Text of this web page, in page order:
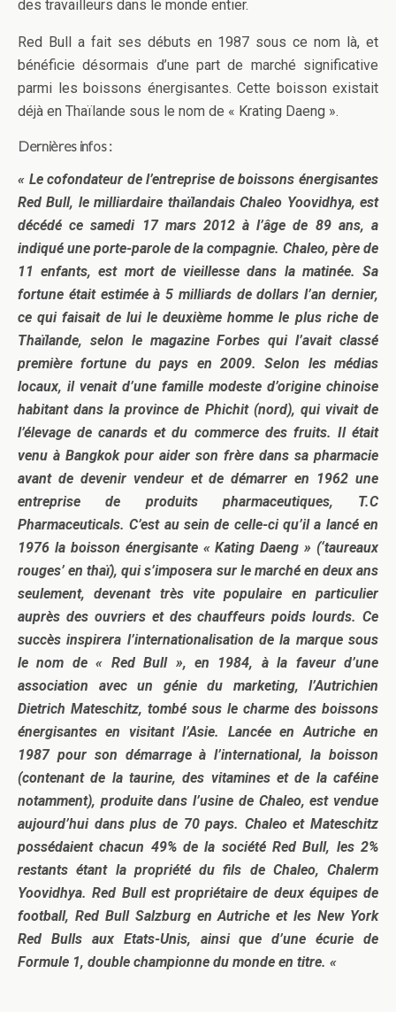
des travailleurs dans le monde entier.
Red Bull a fait ses débuts en 1987 sous ce nom là, et
bénéficie désormais d’une part de marché significative
parmi les boissons énergisantes. Cette boisson existait
déjà en Thaïlande sous le nom de « Krating Daeng ».
Dernières infos :
« Le cofondateur de l’entreprise de boissons énergisantes
Red Bull, le milliardaire thaïlandais Chaleo Yoovidhya, est
décédé ce samedi 17 mars 2012 à l’âge de 89 ans, a
indiqué une porte-parole de la compagnie. Chaleo, père de
11 enfants, est mort de vieillesse dans la matinée. Sa
fortune était estimée à 5 milliards de dollars l’an dernier,
ce qui faisait de lui le deuxième homme le plus riche de
Thaïlande, selon le magazine Forbes qui l’avait classé
première fortune du pays en 2009. Selon les médias
locaux, il venait d’une famille modeste d’origine chinoise
habitant dans la province de Phichit (nord), qui vivait de
l’élevage de canards et du commerce des fruits. Il était
venu à Bangkok pour aider son frère dans sa pharmacie
avant de devenir vendeur et de démarrer en 1962 une
entreprise de produits pharmaceutiques, T.C
Pharmaceuticals. C’est au sein de celle-ci qu’il a lancé en
1976 la boisson énergisante « Kating Daeng » (‘taureaux
rouges’ en thaï), qui s’imposera sur le marché en deux ans
seulement, devenant très vite populaire en particulier
auprès des ouvriers et des chauffeurs poids lourds. Ce
succès inspirera l’internationalisation de la marque sous
le nom de « Red Bull », en 1984, à la faveur d’une
association avec un génie du marketing, l’Autrichien
Dietrich Mateschitz, tombé sous le charme des boissons
énergisantes en visitant l’Asie. Lancée en Autriche en
1987 pour son démarrage à l’international, la boisson
(contenant de la taurine, des vitamines et de la caféine
notamment), produite dans l’usine de Chaleo, est vendue
aujourd’hui dans plus de 70 pays. Chaleo et Mateschitz
possédaient chacun 49% de la société Red Bull, les 2%
restants étant la propriété du fils de Chaleo, Chalerm
Yoovidhya. Red Bull est propriétaire de deux équipes de
football, Red Bull Salzburg en Autriche et les New York
Red Bulls aux Etats-Unis, ainsi que d’une écurie de
Formule 1, double championne du monde en titre. «